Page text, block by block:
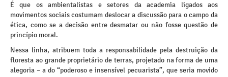
É que os ambientalistas e setores da academia ligados aos
movimentos sociais costumam deslocar a discussão para o campo da
ética, como se a decisão entre desmatar ou não fosse questão de
princípio moral.
Nessa linha, atribuem toda a responsabilidade pela destruição da
floresta ao grande proprietário de terras, projetado na forma de uma
alegoria – a do “poderoso e insensível pecuarista”, que seria movido